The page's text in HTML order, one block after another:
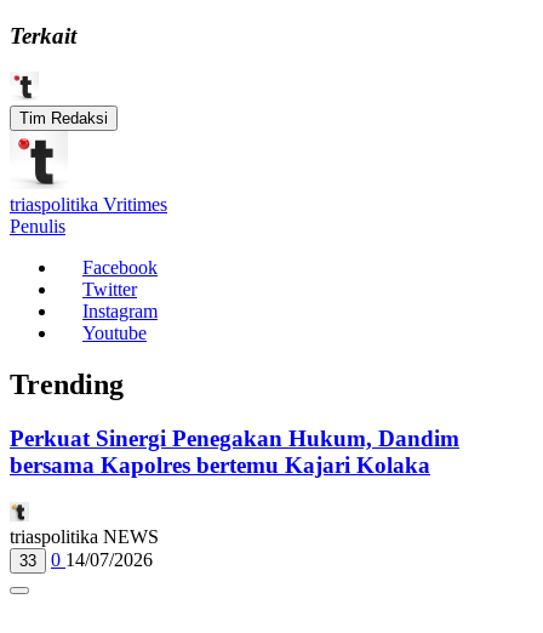
Terkait
Tim Redaksi
triaspolitika Vritimes
Penulis
Facebook
Twitter
Instagram
Youtube
Trending
Perkuat Sinergi Penegakan Hukum, Dandim
bersama Kapolres bertemu Kajari Kolaka
triaspolitika NEWS
33 0 14/07/2026